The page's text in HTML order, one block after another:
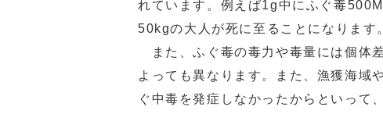
れています。例えば1g中にふぐ毒
50kgの大人が死に至ることになりま
また、ふぐ毒の毒力や毒量には個体
よっても異なります。また、漁獲海域
ぐ中毒を発症しなかったからといって